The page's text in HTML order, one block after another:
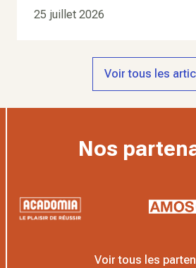
25 juillet 2026
Voir tous les
Nos
Voir tous les